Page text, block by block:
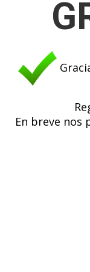
En breve nos